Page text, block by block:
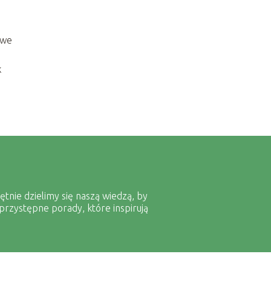
dzielimy się naszą wiedzą, by
porady, które inspirują